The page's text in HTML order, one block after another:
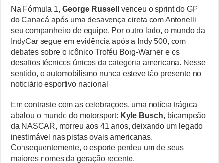
Na Fórmula 1,George Russell
venceu o sprint do GP
do Canadá após uma desavença direta com Antonelli,
seu companheiro de equipe. Por outro lado, o mundo da
IndyCar segue em evidência após a Indy 500, com
debates sobre o icônico Troféu Borg-Warner e os
desafios técnicos únicos da categoria americana. Nesse
sentido, o automobilismo nunca esteve tão presente no
noticiário esportivo nacional.
Em contraste com as celebrações, uma notícia trágica
abalou o mundo do motorsport: Kyle Busch, bicampeão
da NASCAR, morreu aos 41 anos, deixando um legado
inestimável nas pistas ovais americanas.
Consequentemente, o esporte perdeu um de seus
maiores nomes da geração recente.